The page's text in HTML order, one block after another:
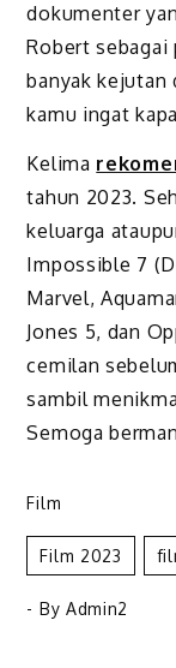
dokumenter
Robert sebagai
banyak kejutan
kamu ingat
Kelima
tahun 2023.
keluarga
Impossible 7
Marvel,
Jones 5, dan
cemilan
sambil
Semoga
Film
Film 2023
- By Admin2